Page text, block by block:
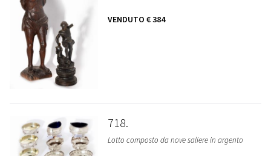
VENDUTO € 384
718
Lotto composto da nove saliere in argento